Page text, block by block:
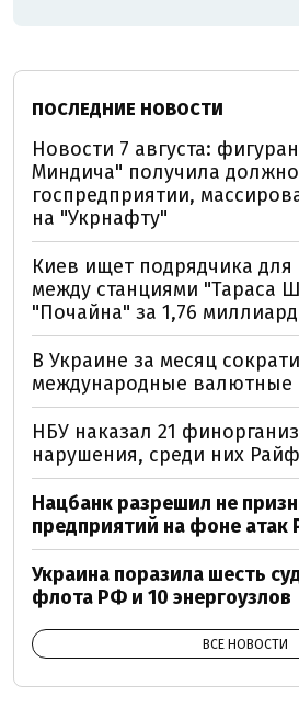
ПОСЛЕДНИЕ НОВОСТИ
Новости 7 августа:
Миндича" получила
госпредприятии,
на "Укрнафту"
Киев ищет подрядчика для
между станциями "Тараса
"Почайна" за 1,76
В Украине за месяц
международные валютные
НБУ наказал 21
нарушения, среди них
Нацбанк разрешил не
предприятий на фоне атак
Украина поразила шесть
флота РФ и 10 энергоузлов
ВСЕ НОВОСТИ